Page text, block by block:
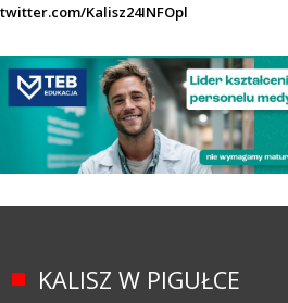
twitter.com/Kalisz24INFOpl
KALISZ W PIGUŁCE